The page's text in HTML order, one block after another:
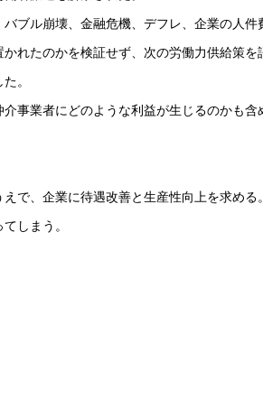
ブル崩壊、金融危機、デフレ、企業の人
れたのかを検証せず、次の労働力供給策
。
事業者にどのような利益が生じるのかも
で、企業に待遇改善と生産性向上を求める
しまう。